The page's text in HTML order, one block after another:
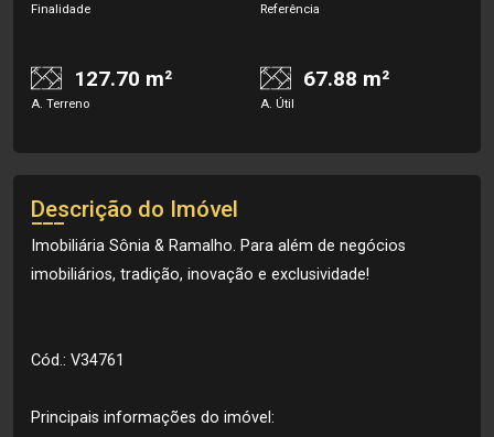
Finalidade Referência
127.70 m²
A. Terreno
67.88 m²
A. Útil
Descrição do Imóvel
Imobiliária Sônia & Ramalho. Para além de negócios
imobiliários, tradição, inovação e exclusividade!
Cód.: V34761
Principais informações do imóvel: